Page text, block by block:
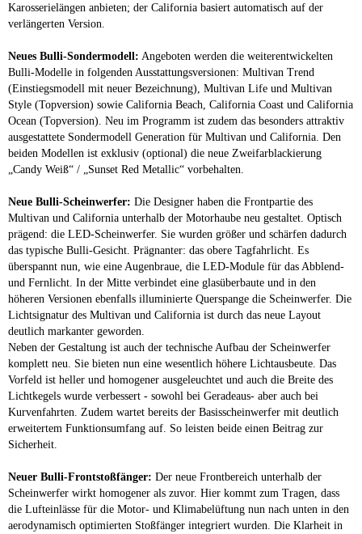
Karosserielängen anbieten; der California basiert automatisch auf der
verlängerten Version.
Neues Bulli-Sondermodell: Angeboten werden die weiterentwickelten
Bulli-Modelle in folgenden Ausstattungsversionen: Multivan Trend
(Einstiegsmodell mit neuer Bezeichnung), Multivan Life und Multivan
Style (Topversion) sowie California Beach, California Coast und California
Ocean (Topversion). Neu im Programm ist zudem das besonders attraktiv
ausgestattete Sondermodell Generation für Multivan und California. Den
beiden Modellen ist exklusiv (optional) die neue Zweifarblackierung
„Candy Weiß“ / „Sunset Red Metallic“ vorbehalten.
Neue Bulli-Scheinwerfer: Die Designer haben die Frontpartie des
Multivan und California unterhalb der Motorhaube neu gestaltet. Optisch
prägend: die LED-Scheinwerfer. Sie wurden größer und schärfen dadurch
das typische Bulli-Gesicht. Prägnanter: das obere Tagfahrlicht. Es
überspannt nun, wie eine Augenbraue, die LED-Module für das Abblend-
und Fernlicht. In der Mitte verbindet eine glasüberbaute und in den
höheren Versionen ebenfalls illuminierte Querspange die Scheinwerfer. Die
Lichtsignatur des Multivan und California ist durch das neue Layout
deutlich markanter geworden.
Neben der Gestaltung ist auch der technische Aufbau der Scheinwerfer
komplett neu. Sie bieten nun eine wesentlich höhere Lichtausbeute. Das
Vorfeld ist heller und homogener ausgeleuchtet und auch die Breite des
Lichtkegels wurde verbessert - sowohl bei Geradeaus- aber auch bei
Kurvenfahrten. Zudem wartet bereits der Basisscheinwerfer mit deutlich
erweitertem Funktionsumfang auf. So leisten beide einen Beitrag zur
Sicherheit.
Neuer Bulli-Frontstoßfänger: Der neue Frontbereich unterhalb der
Scheinwerfer wirkt homogener als zuvor. Hier kommt zum Tragen, dass
die Lufteinlässe für die Motor- und Klimabelüftung nun nach unten in den
aerodynamisch optimierten Stoßfänger integriert wurden. Die Klarheit in